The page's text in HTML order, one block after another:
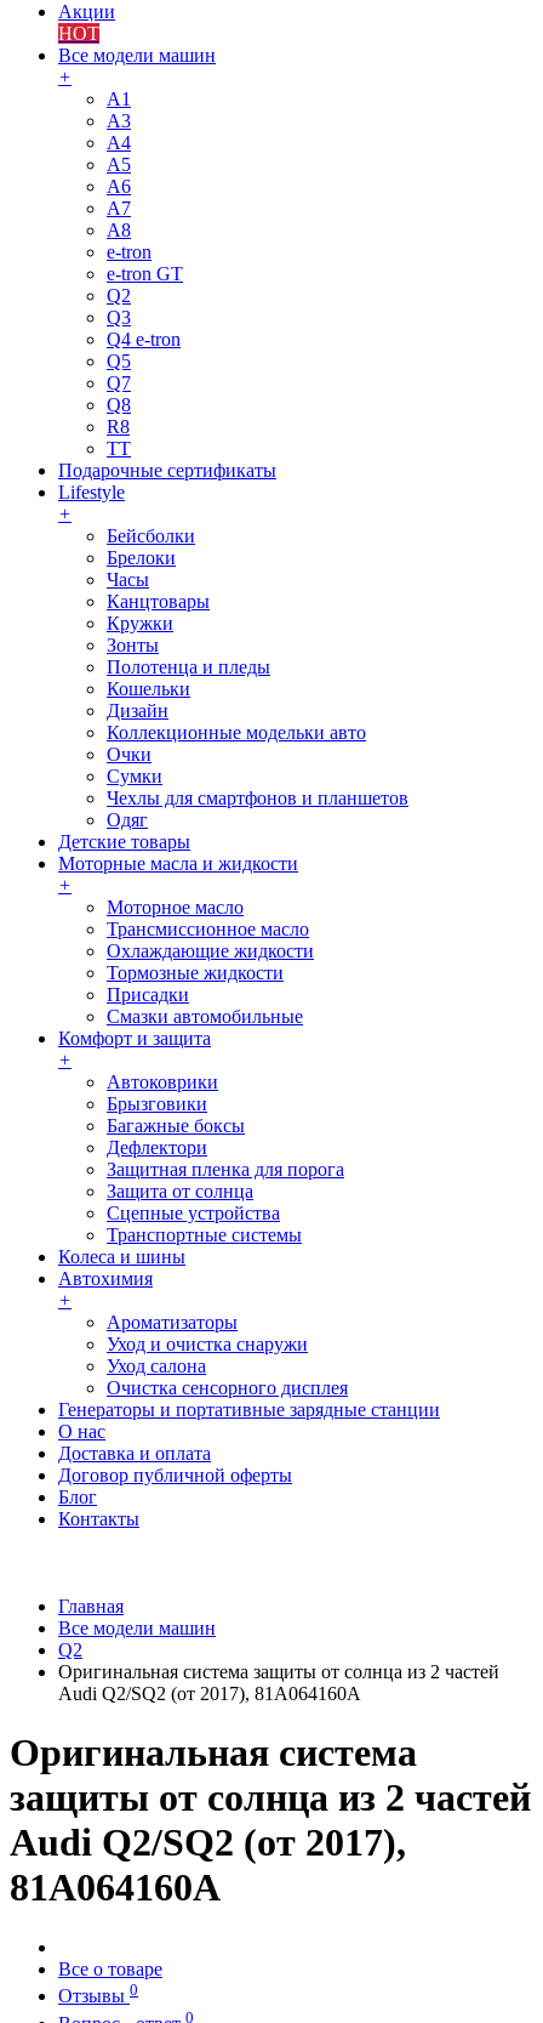
Акции
HOT
Все модели машин
+
A1
A3
A4
A5
A6
A7
A8
e-tron
e-tron GT
Q2
Q3
Q4 e-tron
Q5
Q7
Q8
R8
TT
Подарочные сертификаты
Lifestyle
+
Бейсболки
Брелоки
Часы
Канцтовары
Кружки
Зонты
Полотенца и пледы
Кошельки
Дизайн
Коллекционные модельки авто
Очки
Сумки
Чехлы для смартфонов и планшетов
Одяг
Детские товары
Моторные масла и жидкости
+
Моторное масло
Трансмиссионное масло
Охлаждающие жидкости
Тормозные жидкости
Присадки
Смазки автомобильные
Комфорт и защита
+
Автоковрики
Брызговики
Багажные боксы
Дефлектори
Защитная пленка для порога
Защита от солнца
Сцепные устройства
Транспортные системы
Колеса и шины
Автохимия
+
Ароматизаторы
Уход и очистка снаружи
Уход салона
Очистка сенсорного дисплея
Генераторы и портативные зарядные станции
О нас
Доставка и оплата
Договор публичной оферты
Блог
Контакты
Главная
Все модели машин
Q2
Оригинальная система защиты от солнца из 2 частей
Audi Q2/SQ2 (от 2017), 81A064160A
Оригинальная система
защиты от солнца из 2 частей
Audi Q2/SQ2 (от 2017),
81A064160A
Все о товаре
Отзывы 0
0